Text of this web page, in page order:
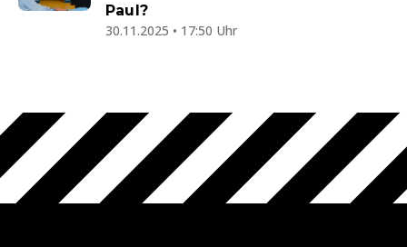
Paul?
30.11.2025 • 17:50 Uhr